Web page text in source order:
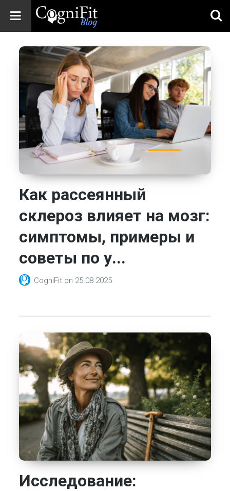
Blog: Brain
Health
News
Brain Training,
Mental Health, and
Wellness
Как рассеянный
склероз влияет на мозг:
симптомы, примеры и
советы по у...
CogniFit on 25.08.2025
Исследование: